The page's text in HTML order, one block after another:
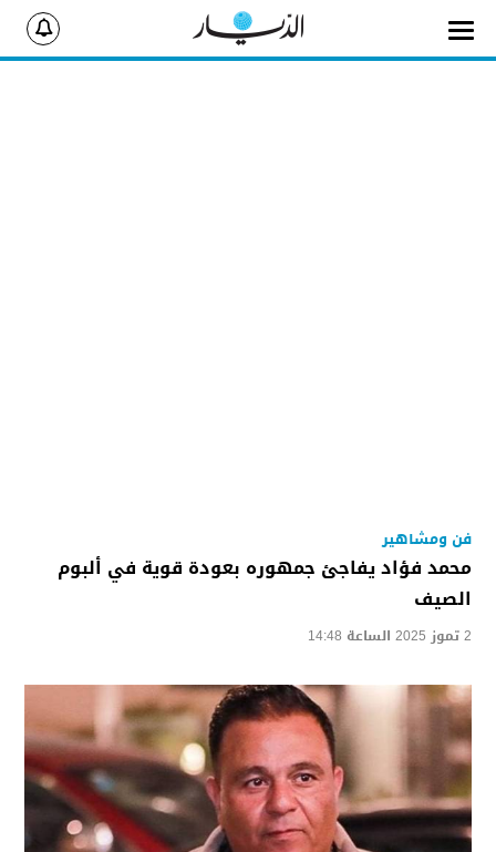
فن ومشاهير
محمد فؤاد يفاجئ جمهوره بعودة قوية في ألبوم
الصيف
2 تموز 2025 الساعة 14:48